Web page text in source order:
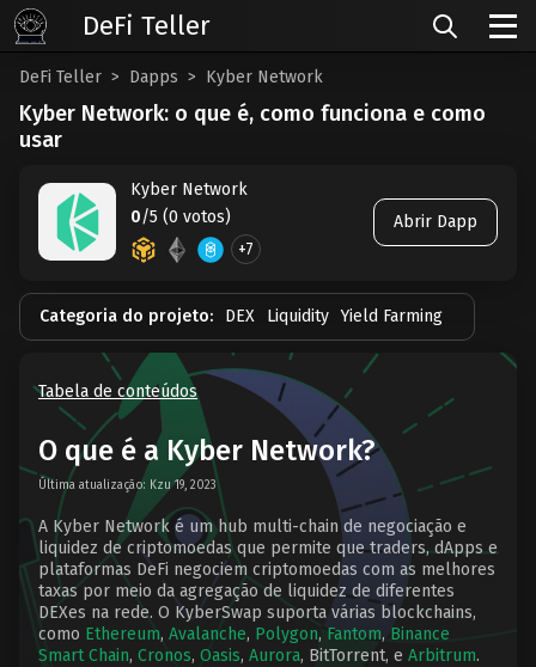
DeFi Teller Dapps Kyber Network
Kyber Network: o que é, como funciona e como
usar
Kyber Network
+7
0/5 (0 votos) Abrir Dapp
Categoria do projeto: DEX Liquidity Yield Farming
Tabela de conteúdos
O que é a Kyber Network?
Última atualização: Kzu 19, 2023
A Kyber Network é um hub multi-chain de negociação e
liquidez de criptomoedas que permite que traders, dApps e
plataformas DeFi negociem criptomoedas com as melhores
taxas por meio da agregação de liquidez de diferentes
DEXes na rede. O KyberSwap suporta várias blockchains,
como Ethereum, Avalanche, Polygon, Fantom, Binance
Smart Chain, Cronos, Oasis, Aurora, BitTorrent, e Arbitrum.
DeFi Teller